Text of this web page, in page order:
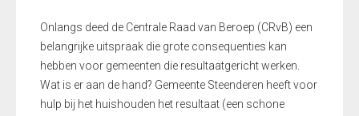
Onlangs deed de Centrale Raad van Beroep (CRvB) een
belangrijke uitspraak die grote consequenties kan
hebben voor gemeenten die resultaatgericht werken.
Wat is er aan de hand? Gemeente Steenderen heeft voor
hulp bij het huishouden het resultaat (een schone